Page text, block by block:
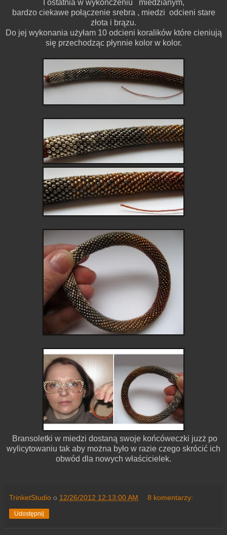
I ostatnia w wykończeniu miedzianym,
bardzo ciekawe połączenie srebra , miedzi odcieni stare
złota i brązu.
Do jej wykonania użyłam 10 odcieni koralików które cieniują
się przechodząc płynnie kolor w kolor.
Bransoletki w miedzi dostaną swoje końcóweczki juzż po
wylicytowaniu tak aby można było w razie czego skrócić ich
obwód dla nowych właścicielek.
TrinketStudio o 12/26/2012 12:13:00 AM 8 komentarzy:
Udostępnij